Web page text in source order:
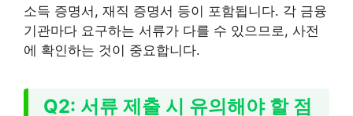
소득 증명서, 재직 증명서 등이 포함됩니다. 각 금융
기관마다 요구하는 서류가 다를 수 있으므로, 사전
에 확인하는 것이 중요합니다.
Q2: 서류 제출 시 유의해야 할 점